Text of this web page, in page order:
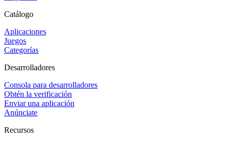
Catálogo
Aplicaciones
Juegos
Categorías
Desarrolladores
Consola para desarrolladores
Obtén la verificación
Enviar una aplicación
Anúnciate
Recursos